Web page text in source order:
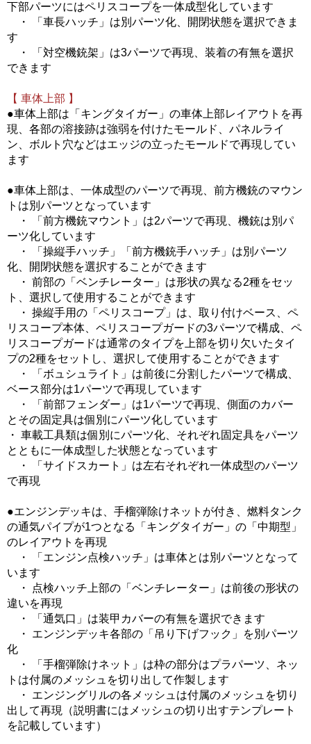
下部パーツにはペリスコープを一体成型化しています
・ 「車長ハッチ」は別パーツ化、開閉状態を選択できま
す
・ 「対空機銃架」は3パーツで再現、装着の有無を選択
できます
【 車体上部 】
●車体上部は「キングタイガー」の車体上部レイアウトを再
現、各部の溶接跡は強弱を付けたモールド、パネルライ
ン、ボルト穴などはエッジの立ったモールドで再現してい
ます
●車体上部は、一体成型のパーツで再現、前方機銃のマウン
トは別パーツとなっています
・ 「前方機銃マウント」は2パーツで再現、機銃は別パ
ーツ化しています
・ 「操縦手ハッチ」「前方機銃手ハッチ」は別パーツ
化、開閉状態を選択することができます
・ 前部の「ベンチレーター」は形状の異なる2種をセッ
ト、選択して使用することができます
・ 操縦手用の「ペリスコープ」は、取り付けベース、ペ
リスコープ本体、ペリスコープガードの3パーツで構成、ペ
リスコープガードは通常のタイプを上部を切り欠いたタイ
プの2種をセットし、選択して使用することができます
・ 「ボュシュライト」は前後に分割したパーツで構成、
ベース部分は1パーツで再現しています
・ 「前部フェンダー」は1パーツで再現、側面のカバー
とその固定具は個別にパーツ化しています
・ 車載工具類は個別にパーツ化、それぞれ固定具をパーツ
とともに一体成型した状態となっています
・ 「サイドスカート」は左右それぞれ一体成型のパーツ
で再現
●エンジンデッキは、手榴弾除けネットが付き、燃料タンク
の通気パイプが1つとなる「キングタイガー」の「中期型」
のレイアウトを再現
・ 「エンジン点検ハッチ」は車体とは別パーツとなって
います
・ 点検ハッチ上部の「ベンチレーター」は前後の形状の
違いを再現
・ 「通気口」は装甲カバーの有無を選択できます
・ エンジンデッキ各部の「吊り下げフック」を別パーツ
化
・ 「手榴弾除けネット」は枠の部分はプラパーツ、ネッ
トは付属のメッシュを切り出して作製します
・ エンジングリルの各メッシュは付属のメッシュを切り
出して再現（説明書にはメッシュの切り出すテンプレート
を記載しています）